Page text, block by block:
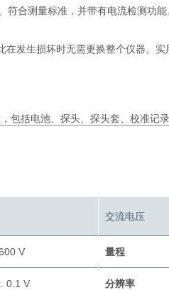
符合测量标准，并带有电流检测功
在发生损坏时无需更换整个仪器。
包括电池、探头、探头套、校准记录
V
0.1 V
交流电压
量程
分辨率